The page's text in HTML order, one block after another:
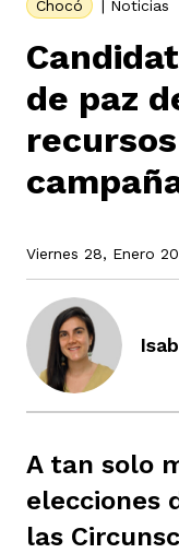
Chocó | Noticias
de paz
Viernes 28, Enero
A tan solo
elecciones
las
armado
país
Codazzi
Consonante
fórmula
principios
equipo